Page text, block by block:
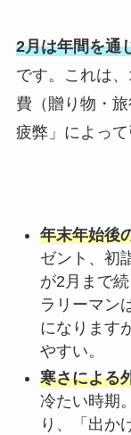
2月は年間を通
です。これは
費（贈り物・
疲弊」によって
年末年始後
ゼント、初
が2月まで
ラリーマン
になります
やすい。
寒さによる
冷たい時期
り、「出か